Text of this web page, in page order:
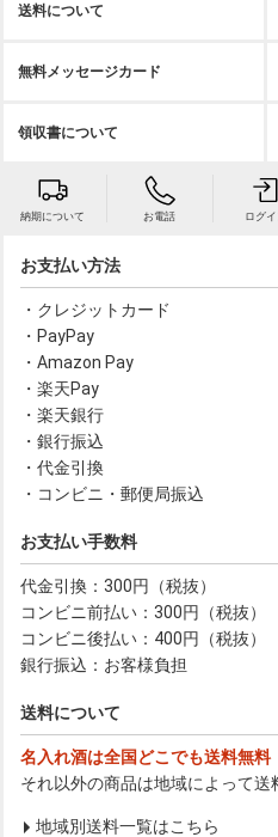
送料について
無料メッセージカード
領収書について
納期について お電話 ログイ
お支払い方法
・クレジットカード
・PayPay
・Amazon Pay
・楽天Pay
・楽天銀行
・銀行振込
・代金引換
・コンビニ・郵便局振込
お支払い手数料
代金引換：300円（税抜）
コンビニ前払い：300円（税抜）
コンビニ後払い：400円（税抜）
銀行振込：お客様負担
送料について
名入れ酒は全国どこでも送料無料
それ以外の商品は地域によって送
地域別送料一覧はこちら